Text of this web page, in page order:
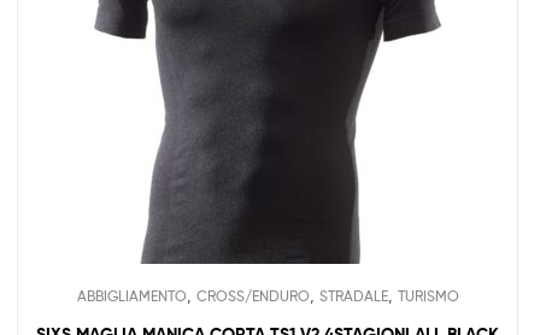
ABBIGLIAMENTO CROSS/ENDURO STRADALE, TURISMO